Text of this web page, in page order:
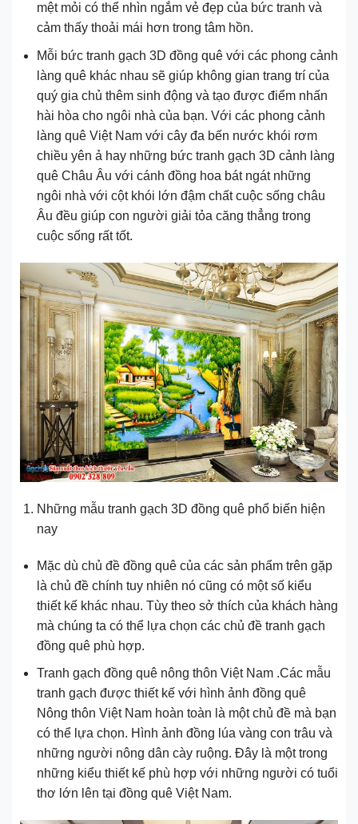
mệt mỏi có thể nhìn ngắm vẻ đẹp của bức tranh và
cảm thấy thoải mái hơn trong tâm hồn.
Mỗi bức tranh gạch 3D đồng quê với các phong cảnh
làng quê khác nhau sẽ giúp không gian trang trí của
quý gia chủ thêm sinh động và tạo được điểm nhấn
hài hòa cho ngôi nhà của bạn. Với các phong cảnh
làng quê Việt Nam với cây đa bến nước khói rơm
chiều yên ả hay những bức tranh gạch 3D cảnh làng
quê Châu Âu với cánh đồng hoa bát ngát những
ngôi nhà với cột khói lớn đậm chất cuộc sống châu
Âu đều giúp con người giải tỏa căng thẳng trong
cuộc sống rất tốt.
Những mẫu tranh gạch 3D đồng quê phổ biến hiện
nay
Mặc dù chủ đề đồng quê của các sản phẩm trên gặp
là chủ đề chính tuy nhiên nó cũng có một số kiểu
thiết kế khác nhau. Tùy theo sở thích của khách hàng
mà chúng ta có thể lựa chọn các chủ đề tranh gạch
đồng quê phù hợp.
Tranh gạch đồng quê nông thôn Việt Nam .Các mẫu
tranh gạch được thiết kế với hình ảnh đồng quê
Nông thôn Việt Nam hoàn toàn là một chủ đề mà bạn
có thể lựa chọn. Hình ảnh đồng lúa vàng con trâu và
những người nông dân cày ruộng. Đây là một trong
những kiểu thiết kế phù hợp với những người có tuổi
thơ lớn lên tại đồng quê Việt Nam.